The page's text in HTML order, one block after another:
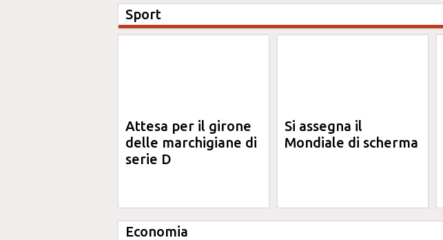
Sport
Attesa per il girone
delle marchigiane di
serie D
Si assegna il
Mondiale di scherma
Economia